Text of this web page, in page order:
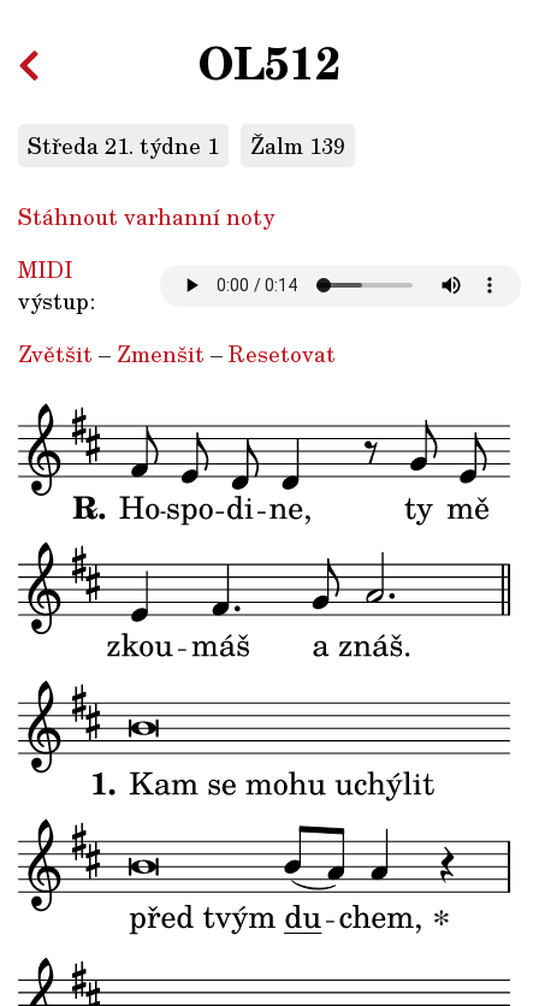
OL512
Středa 21. týdne 1 Žalm 139
Stáhnout varhanní noty
MIDI
výstup:
Zvětšit – Zmenšit –Resetovat